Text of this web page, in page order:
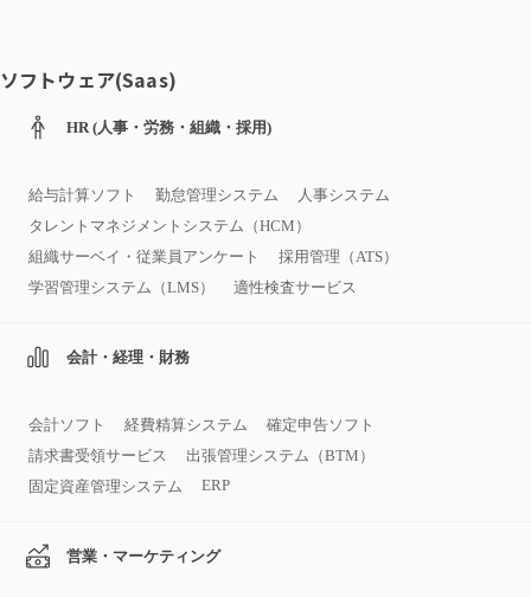
ソフトウェア(Saas)
HR (人事・労務・組織・採用)
給与計算ソフト 勤怠管理システム
人事システム
タレントマネジメントシステム（HCM）
組織サーベイ・従業員アンケート
採用管理（ATS）
学習管理システム（LMS）
適性検査サービス
会計・経理・財務
会計ソフト 経費精算システム
確定申告ソフト
請求書受領サービス
出張管理システム（BTM）
固定資産管理システム
ERP
営業・マーケティング